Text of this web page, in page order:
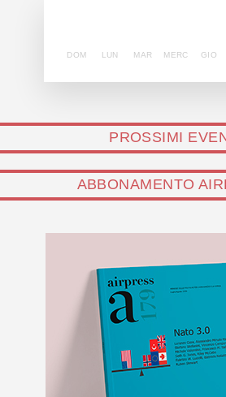
DOM LUN MAR MERC GIO
PROSSIMI
ABBONAMENTO